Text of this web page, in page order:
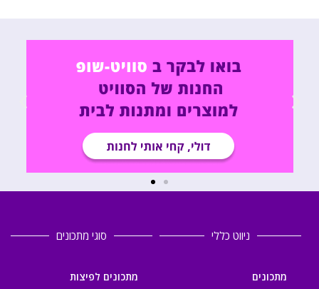
ניווט כללי
מתכונים
סוגי מתכונים
מתכונים לפיצות